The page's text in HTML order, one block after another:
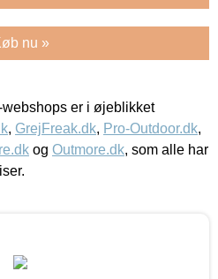
nu »
er i øjeblikket
, GrejFreak.dk, Pro-Outdoor.dk,
og Outmore.dk, som alle har